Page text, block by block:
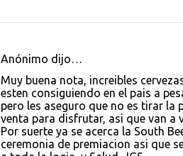
Anónimo dijo…
Muy buena nota, increibles
esten consiguiendo en el pais a
pero les aseguro que no es tirar la
venta para disfrutar, asi que van a
Por suerte ya se acerca la South
ceremonia de premiacion asi que